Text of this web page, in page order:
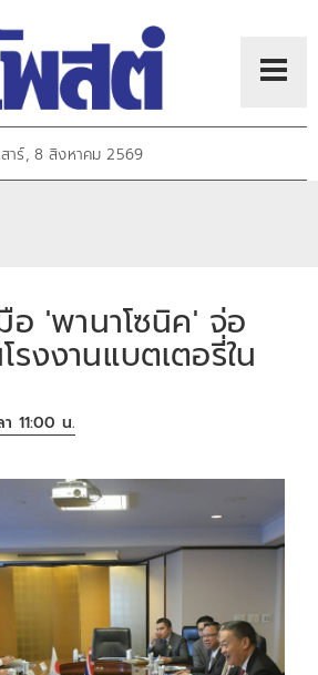
สาร์, 8 สิงหาคม 2569
'พานาโซนิค' จ่อ
งงานแบตเตอรี่ใน
11:00 น.